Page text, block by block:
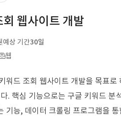
웹사이트 개발
예상 기간30일
웹
워드 조회 웹사이트 개발을 목표
. 핵심 기능으로는 구글 키워드 분
기능, 데이터 크롤링 프로그램을